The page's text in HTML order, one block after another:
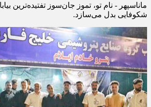
ماناسپهر - نام تو، تموز جان‌سوز تفتیده‌ترین
شکوفایی بدل می‌سازد.